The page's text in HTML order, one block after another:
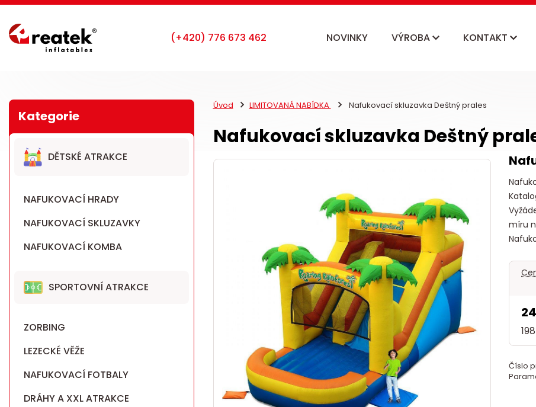
NOVINKY VÝROBA KONTAKT
DĚTSKÉ ATRAKCE
NAFUKOVACÍ HRADY
NAFUKOVACÍ SKLUZAVKY
NAFUKOVACÍ KOMBA
SPORTOVNÍ ATRAKCE
ZORBING
LEZECKÉ VĚŽE
NAFUKOVACÍ FOTBALY
DRÁHY A XXL ATRAKCE
Úvod LIMITOVANÁ NABÍDKA Nafukovací skluzavka Deštný prales
Nafukovací skluzavka Deštný
míru
Číslo